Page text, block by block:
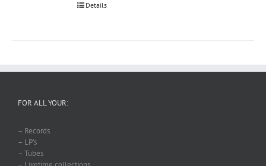
Details
FOR ALL YOUR:
– Records
– LP’s
– Tubes